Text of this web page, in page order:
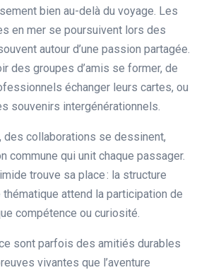
bien au-delà du voyage. Les
en mer se poursuivent lors des
autour d’une passion partagée.
des groupes d’amis se former, de
échanger leurs cartes, ou
souvenirs intergénérationnels.
des collaborations se dessinent,
commune qui unit chaque passager.
trouve sa place : la structure
attend la participation de
compétence ou curiosité.
sont parfois des amitiés durables
vivantes que l’aventure